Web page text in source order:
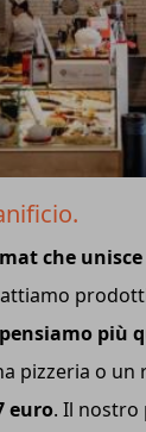
che
più
pizzeria o un
euro. Il nostro